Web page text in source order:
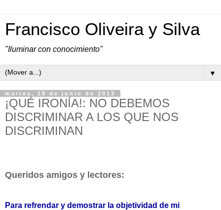
Francisco Oliveira y Silva
"Iluminar con conocimiento"
▼
martes, 18 de junio de 2013
¡QUÉ IRONÍA!: NO DEBEMOS
DISCRIMINAR A LOS QUE NOS
DISCRIMINAN
Queridos amigos y lectores:
Para refrendar y demostrar la objetividad de mi